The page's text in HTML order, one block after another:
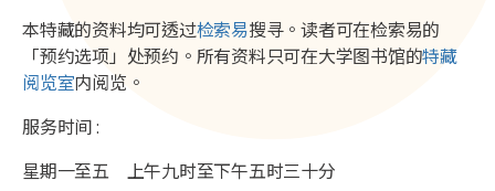
本特藏的资料均可透过检索易搜寻。读者可在检索易的
「预约选项」处预约。所有资料只可在大学图书馆的特藏
阅览室内阅览。
服务时间 :
星期一至五 上午九时至下午五时三十分